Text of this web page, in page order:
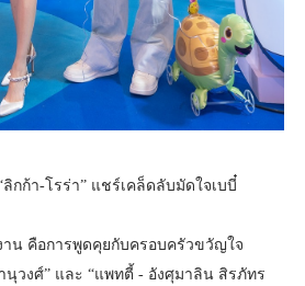
กก้า-โรร่า” แชร์เคล็ดลับมัดใจเบบี๋
น คือการพูดคุยกับครอบครัวขวัญใจ
วงศ์” และ “แพทตี้ - อังศุมาลิน สิรภัทร